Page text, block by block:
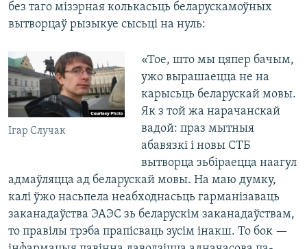
без таго мізэрная колькасьць беларускамоўных
вытворцаў рызыкуе сысьці на нуль:
Ігар Случак
«Тое, што мы цяпер бачым,
ужо вырашаецца не на
карысьць беларускай мовы.
Як з той жа нарачанскай
вадой: праз мытныя
абавязкі і новы СТБ
вытворца зьбіраецца наагул
адмаўляцца ад беларускай мовы. На маю думку,
калі ўжо насьпела неабходнасьць гарманізаваць
заканадаўства ЭАЭС зь беларускім заканадаўствам,
то правілы трэба прапісваць зусім інакш. То бок —